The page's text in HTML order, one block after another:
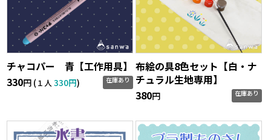
チャコパー 青【工作用具】
330円 (１人330円) 在庫あり
布絵の具8色セット【白・ナ
チュラル生地専用】
380円 在庫あり